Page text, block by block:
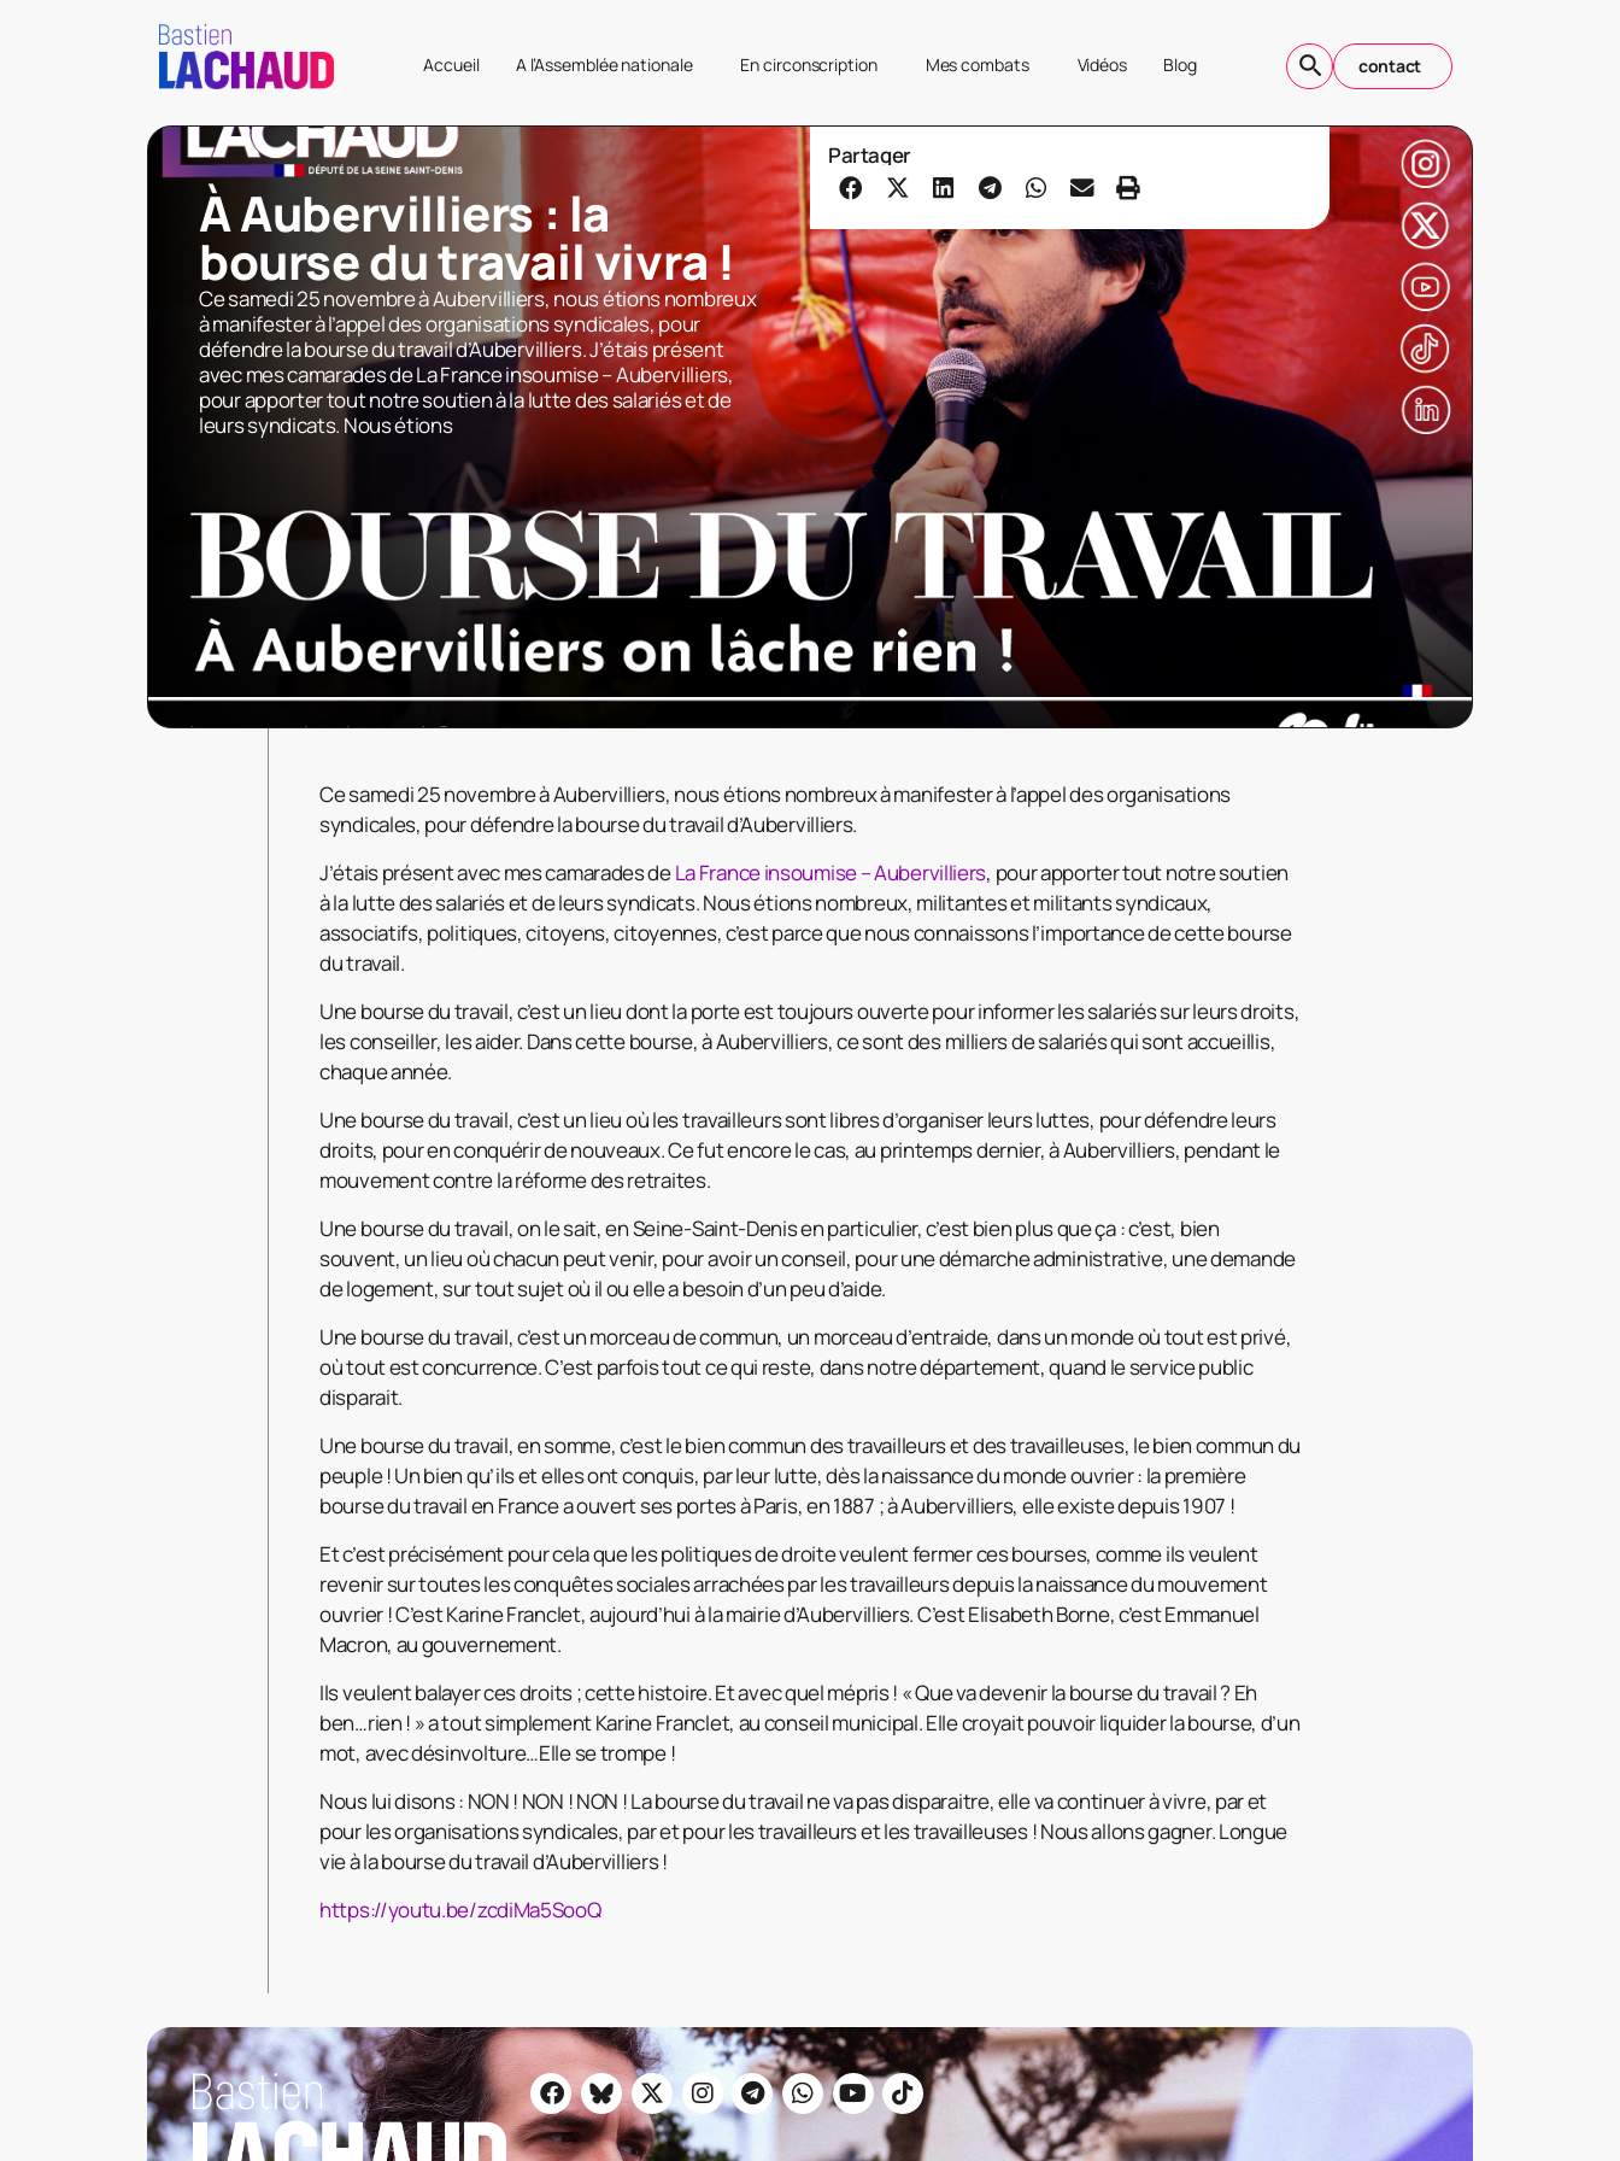
Accueil A l’Assemblée nationale En circonscription Mes combats Vidéos Blog contact
À Aubervilliers : la
bourse du travail vivra !
Ce samedi 25 novembre à Aubervilliers, nous étions nombreux
à manifester à l’appel des organisations syndicales, pour
défendre la bourse du travail d’Aubervilliers. J’étais présent
avec mes camarades de La France insoumise – Aubervilliers,
pour apporter tout notre soutien à la lutte des salariés et de
leurs syndicats. Nous étions
Partager
Ce samedi 25 novembre à Aubervilliers, nous étions nombreux à manifester à l’appel des organisations
syndicales, pour défendre la bourse du travail d’Aubervilliers.
J’étais présent avec mes camarades deLa France insoumise – Aubervilliers, pour apporter tout notre soutien
à la lutte des salariés et de leurs syndicats. Nous étions nombreux, militantes et militants syndicaux,
associatifs, politiques, citoyens, citoyennes, c’est parce que nous connaissons l’importance de cettebourse
du travail.
Une bourse du travail, c’est un lieu dont la porte est toujours ouverte pour informer les salariés sur leurs droits,
les conseiller, les aider. Dans cette bourse, à Aubervilliers, ce sont des milliers de salariés qui sont accueillis,
chaque année.
Une bourse du travail, c’est un lieu où les travailleurs sont libres d’organiser leurs luttes, pour défendre leurs
droits, pour en conquérir de nouveaux. Ce fut encore le cas, au printemps dernier, à Aubervilliers, pendant le
mouvement contre la réforme des retraites.
Une bourse du travail, on le sait, en Seine-Saint-Denis en particulier, c’est bien plus que ça : c’est, bien
souvent, un lieu où chacun peut venir, pour avoir un conseil, pour une démarche administrative, une demande
de logement, sur tout sujet où il ou elle a besoin d’un peu d’aide.
Une bourse du travail, c’est un morceau de commun, un morceau d’entraide, dans un monde où tout est privé,
où tout est concurrence. C’est parfois tout ce qui reste, dans notre département, quand le service public
disparait.
Une bourse du travail, en somme, c’est le bien commun des travailleurs et des travailleuses, le bien commun du
peuple ! Un bien qu’ils et elles ont conquis, par leur lutte, dès la naissance du monde ouvrier : la première
bourse du travail en France a ouvert ses portes à Paris, en 1887 ; à Aubervilliers, elle existe depuis 1907 !
Et c’est précisément pour cela que les politiques de droite veulent fermer ces bourses, comme ils veulent
revenir sur toutes les conquêtes sociales arrachées par les travailleurs depuis la naissance du mouvement
ouvrier ! C’est Karine Franclet, aujourd’hui à la mairie d’Aubervilliers. C’est Elisabeth Borne, c’est Emmanuel
Macron, au gouvernement.
Ils veulent balayer ces droits ; cette histoire. Et avec quel mépris ! « Que va devenir la bourse du travail ? Eh
ben…rien ! » a tout simplement Karine Franclet, au conseil municipal. Elle croyait pouvoir liquider la bourse, d’un
mot, avec désinvolture…Elle se trompe !
Nous lui disons : NON ! NON ! NON ! La bourse du travail ne va pas disparaitre, elle va continuer à vivre, par et
pour les organisations syndicales, par et pour les travailleurs et les travailleuses ! Nous allons gagner. Longue
vie à la bourse du travail d’Aubervilliers !
https://youtu.be/zcdiMa5SooQ